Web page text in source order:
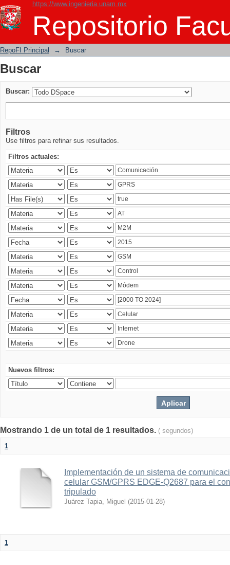
https://www.ingenieria.unam.mx
Repositorio
Buscar
RepoFI Principal → Buscar
Buscar
Buscar:
Filtros
Use filtros para refinar sus resultados.
Filtros actuales:
Nuevos filtros:
Mostrando 1 de un total de 1 resultados. ( segundos)
1
Implementación de un sistema de
celular GSM/GPRS EDGE-Q2687 para el
tripulado
Juárez Tapia, Miguel (2015-01-28)
1